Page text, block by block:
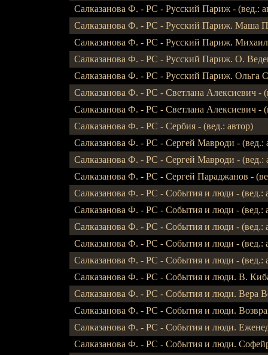
Салказанова Ф. - РС - Русский Париж - (вед.:
Салказанова Ф. - РС - Русский Париж. Маша
Салказанова Ф. - РС - Русский Париж. Михаил
Салказанова Ф. - РС - Русский Париж. О.
Салказанова Ф. - РС - Русский Париж. Ольга
Салказанова Ф. - РС - Светлана Алексиевич -
Салказанова Ф. - РС - Светлана Алексиевич -
Салказанова Ф. - РС - Сербия - (вед.: автор)
Салказанова Ф. - РС - Сергей Мавроди - (вед.:
Салказанова Ф. - РС - Сергей Мавроди - (вед.:
Салказанова Ф. - РС - Сергей Параджанов -
Салказанова Ф. - РС - События и люди - (вед.:
Салказанова Ф. - РС - События и люди - (вед.:
Салказанова Ф. - РС - События и люди - (вед.:
Салказанова Ф. - РС - События и люди - (вед.:
Салказанова Ф. - РС - События и люди - (вед.:
Салказанова Ф. - РС - События и люди. В.
Салказанова Ф. - РС - События и люди. Вера
Салказанова Ф. - РС - События и люди.
Салказанова Ф. - РС - События и люди.
Салказанова Ф. - РС - События и люди. Софейр